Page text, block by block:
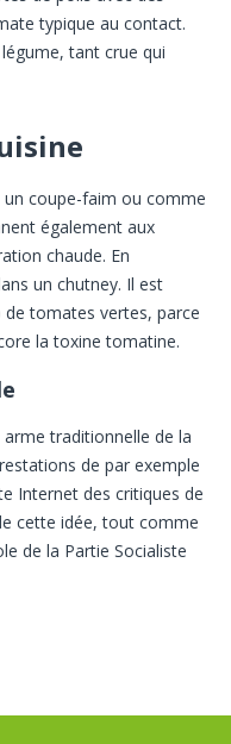
typique au contact.
tant crue qui
coupe-faim ou comme
également aux
chaude. En
un chutney. Il est
tomates vertes, parce
la toxine tomatine.
traditionnelle de la
de par exemple
Internet des critiques de
cette idée, tout comme
de la Partie Socialiste